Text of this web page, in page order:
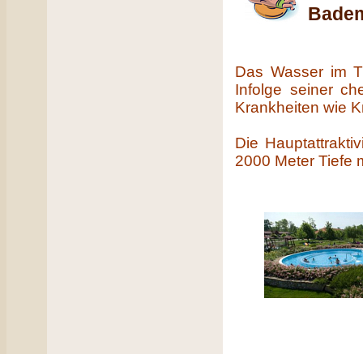
Das Wasser im
Infolge seiner
Krankheiten wie
Die
2000 Meter Tiefe